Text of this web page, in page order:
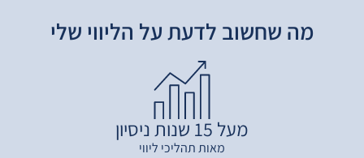
מה שחשוב לדעת על הליווי שלי
מאות תהליכי ליווי